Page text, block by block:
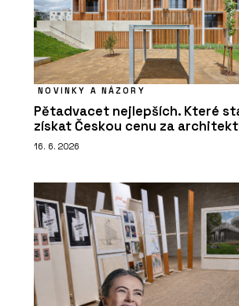
NOVINKY A NÁZORY
Pětadvacet nejlepších. Které
získat Českou cenu za
16. 6. 2026